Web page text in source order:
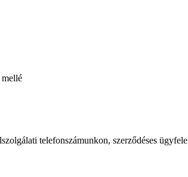
telefonszámunkon, szerződéses